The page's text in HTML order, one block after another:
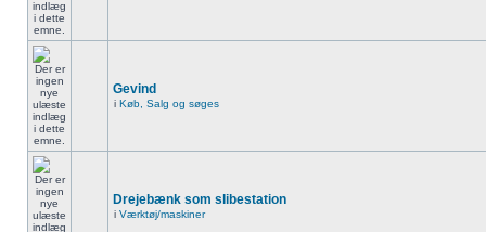
Gevind
i Køb, Salg og søges
Drejebænk som slibestation
i Værktøj/maskiner